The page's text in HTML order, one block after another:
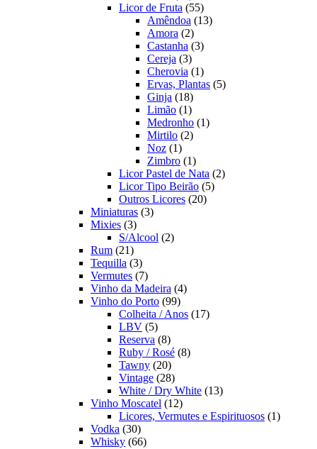
produtos
Licor de Fruta 5555
produtos
Amêndoa 1313
Amora 22
produtos
Castanha 33
Cereja 33
produtos
Cherovia 11
produto
Ervas, Plantas 55
Ginja 1818
produtos
Limão 11
produto
Medronho 11
Mirtilo 22
Noz 11
produto
Zimbro 11
produto
Licor Pastel de Nata 22
Licor Tipo Beirão 55
Outros Licores 2020
Miniaturas 33
Mixies 33
produtos
S/Alcool 22
Rum 2121
produtos
Tequilla 33
produtos
Vermutes 77
produtos
Vinho da Madeira 44
Vinho do Porto 9999
produtos
Colheita / Anos 1717
LBV 55
produtos
Reserva 88
produtos
Ruby / Rosé 88
Tawny 2020
produtos
Vintage 2828
produtos
White / Dry White 1313
Vinho Moscatel 1212
produtos
Licores, Vermutes e Espirituosos 11
Vodka 3030
produtos
Whisky 6666